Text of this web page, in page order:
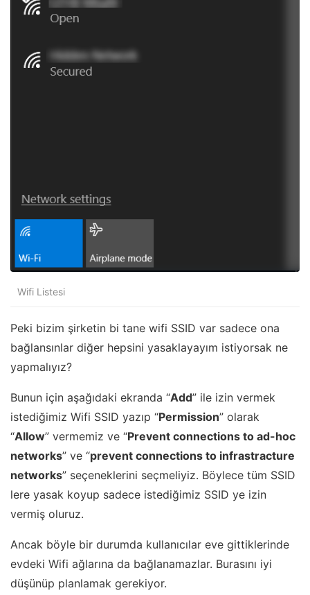
Wifi Listesi
Peki bizim şirketin bi tane wifi SSID var sadece ona
bağlansınlar diğer hepsini yasaklayayım istiyorsak ne
yapmalıyız?
Bunun için aşağıdaki ekranda “Add” ile izin vermek
istediğimiz Wifi SSID yazıp “Permission” olarak
“Allow” vermemiz ve “Prevent connections to ad-hoc
networks” ve “prevent connections to infrastracture
networks” seçeneklerini seçmeliyiz. Böylece tüm SSID
lere yasak koyup sadece istediğimiz SSID ye izin
vermiş oluruz.
Ancak böyle bir durumda kullanıcılar eve gittiklerinde
evdeki Wifi ağlarına da bağlanamazlar. Burasını iyi
düşünüp planlamak gerekiyor.